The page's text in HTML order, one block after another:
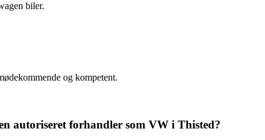
biler.
og kompetent.
autoriseret forhandler som VW i Thisted?